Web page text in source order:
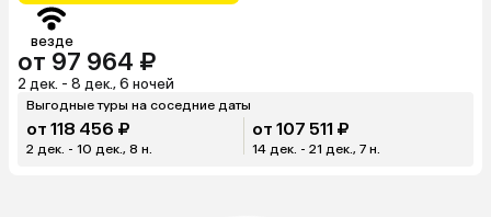
везде
от 97 964 ₽
2 дек. - 8 дек., 6 ночей
Выгодные туры на соседние даты
от 118 456 ₽
2 дек. - 10 дек., 8 н.
от 107 511 ₽
14 дек. - 21 дек., 7 н.